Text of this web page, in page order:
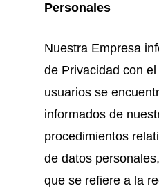
Personales
Nuestra Empresa
de Privacidad con
usuarios se
informados de
procedimientos
de datos
que se refiere a la